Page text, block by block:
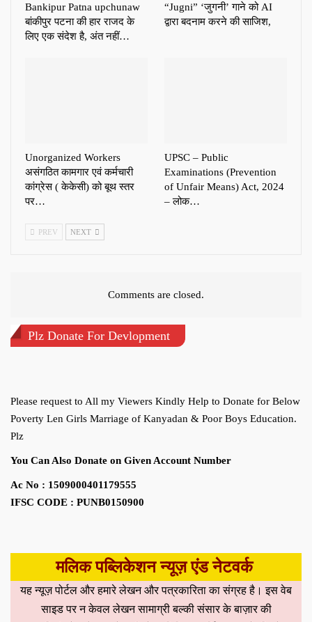
Bankipur Patna upchunaw
बांकीपुर पटना की हार राजद के
लिए एक संदेश है, अंत नहीं…
“Jugni” ‘जुगनी’ गाने को AI
द्वारा बदनाम करने की साजिश,
Unorganized Workers
असंगठित कामगार एवं कर्मचारी
कांग्रेस ( केकेसी) को बूथ स्तर
पर…
UPSC – Public
Examinations (Prevention
of Unfair Means) Act, 2024
– लोक…
PREV NEXT
Comments are closed.
Plz Donate For Devlopment
Please request to All my Viewers Kindly Help to Donate for Below
Poverty Len Girls Marriage of Kanyadan & Poor Boys Education.
Plz
You Can Also Donate on Given Account Number
Ac No : 1509000401179555
IFSC CODE : PUNB0150900
मलिक पब्लिकेशन न्यूज़ एंड नेटवर्क
यह न्यूज़ पोर्टल और हमारे लेखन और पत्रकारिता का संग्रह है। इस वेब
साइड पर न केवल लेखन सामाग्री बल्की संसार के बाज़ार की